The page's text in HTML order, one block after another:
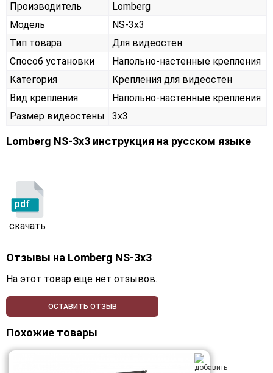
Производитель
Lomberg
Модель
NS-3х3
Тип товара
Для видеостен
Способ установки
Напольно-настенные крепления
Категория
Крепления для видеостен
Вид крепления
Напольно-настенные крепления
Размер видеостены
3x3
Lomberg NS-3х3 инструкция на русском языке
pdf
скачать
Отзывы на Lomberg NS-3х3
На этот товар еще нет отзывов.
ОСТАВИТЬ ОТЗЫВ
Похожие товары